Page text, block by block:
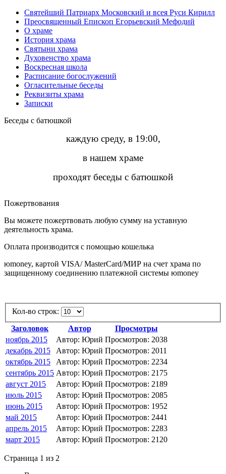
Святейший Патриарх Московский и всея Руси Кирилл
Преосвященный Епископ Егорьевский Мефодий
О храме
История храма
Святыни храма
Духовенство храма
Воскресная школа
Расписание богослужений
Огласительные беседы
Реквизиты храма
Записки
Беседы с батюшкой
каждую среду, в 19:00,
в нашем храме
проходят беседы с батюшкой
Пожертвования
Вы можете пожертвовать любую сумму на уставную
деятельность храма.
Оплата производится с помощью кошелька
юmoney, картой VISA/ MasterCard/МИР на счет храма по
защищенному соединению платежной системы юmoney
Кол-во строк:
Заголовок
Автор
Просмотры
ноябрь 2015
Автор: Юрий Просмотров: 2038
декабрь 2015
Автор: Юрий Просмотров: 2011
октябрь 2015
Автор: Юрий Просмотров: 2234
сентябрь 2015 Автор: Юрий Просмотров: 2175
август 2015
Автор: Юрий Просмотров: 2189
июль 2015
Автор: Юрий Просмотров: 2085
июнь 2015
Автор: Юрий Просмотров: 1952
май 2015
Автор: Юрий Просмотров: 2441
апрель 2015
Автор: Юрий Просмотров: 2283
март 2015
Автор: Юрий Просмотров: 2120
Страница 1 из 2